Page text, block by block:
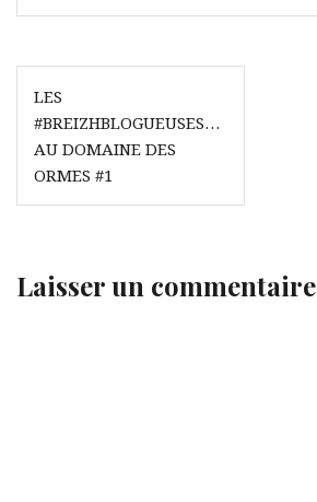
Navigation
de
l’article
LES
#BREIZHBLOGUEUSES…
AU DOMAINE DES
ORMES #1
Laisser un commentaire